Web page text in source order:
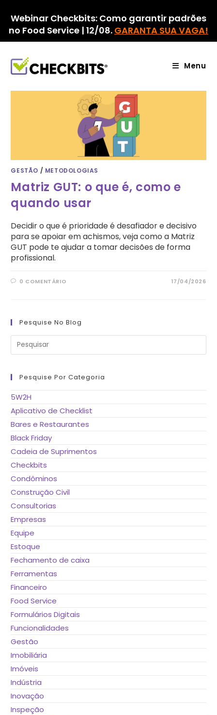
para
conteúdo
Webinar Checkbits: Como garantir padrões
no Food Service | 12/08. GARANTA SUA VAGA!
Menu
GESTÃO / METODOLOGIAS
Matriz GUT: o que é, como e
quando usar
Decidir o que é prioridade é desafiador e decisivo
para se apoiar em achismos, veja como a Matriz
GUT pode te ajudar a tomar decisões de forma
profissional.
0 COMENTÁRIO 17/04/2026
Pesquise No Blog
Pesquise Por Categoria
5W2H
Aplicativo de Checklist
Bares e Restaurantes
Black Friday
Cadeia de Suprimentos
Checkbits
Condôminos
Construção Civil
Consultorias
Empresas
Equipe
Estoque
Fechamento de caixa
Ferramentas
Financeiro
Food Service
Formulários Digitais
Funcionalidades
Gestão
Imobiliária
Imóveis
Indústria
Inovação
Inspeção